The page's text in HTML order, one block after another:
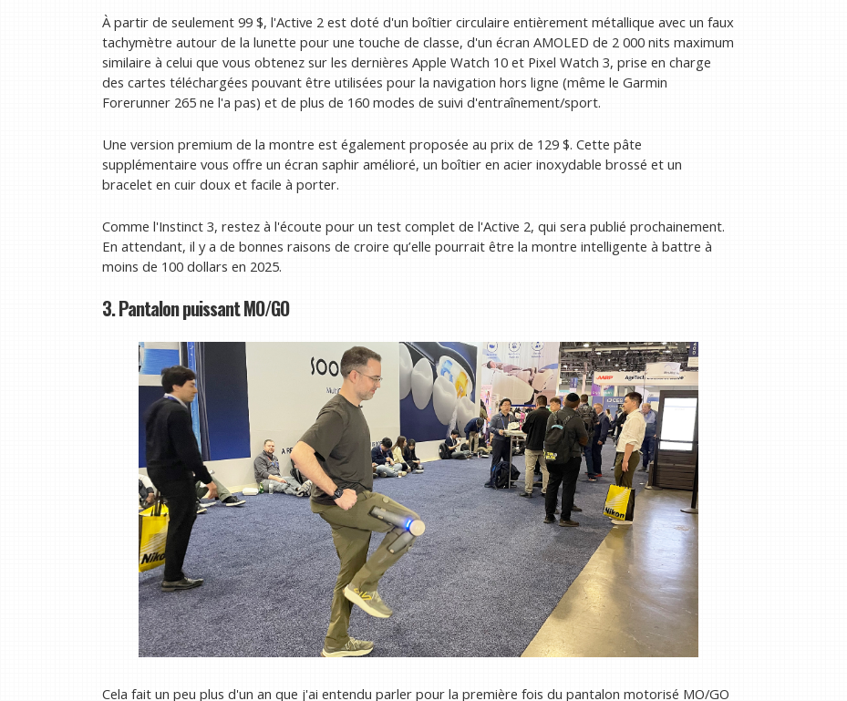
À partir de seulement 99 $, l'Active 2 est doté d'un boîtier circulaire entièrement métallique avec un faux
tachymètre autour de la lunette pour une touche de classe, d'un écran AMOLED de 2 000 nits maximum
similaire à celui que vous obtenez sur les dernières Apple Watch 10 et Pixel Watch 3, prise en charge
des cartes téléchargées pouvant être utilisées pour la navigation hors ligne (même le Garmin
Forerunner 265 ne l'a pas) et de plus de 160 modes de suivi d'entraînement/sport.
Une version premium de la montre est également proposée au prix de 129 $. Cette pâte
supplémentaire vous offre un écran saphir amélioré, un boîtier en acier inoxydable brossé et un
bracelet en cuir doux et facile à porter.
Comme l'Instinct 3, restez à l'écoute pour un test complet de l'Active 2, qui sera publié prochainement.
En attendant, il y a de bonnes raisons de croire qu’elle pourrait être la montre intelligente à battre à
moins de 100 dollars en 2025.
3. Pantalon puissant MO/GO
Cela fait un peu plus d'un an que j'ai entendu parler pour la première fois du pantalon motorisé MO/GO